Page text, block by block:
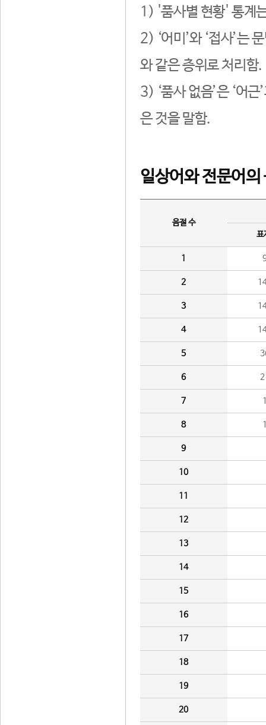
1) '품사별 현황' 통계
2) ‘어미’와 ‘접사’는
와 같은 층위로 처리함.
3) ‘품사 없음’은 ‘어
은 것을 말함.
일상어와 전문어의
음절 수
표
1
2
3
4
5
6
7
8
9
10
11
12
13
14
15
16
17
18
19
20